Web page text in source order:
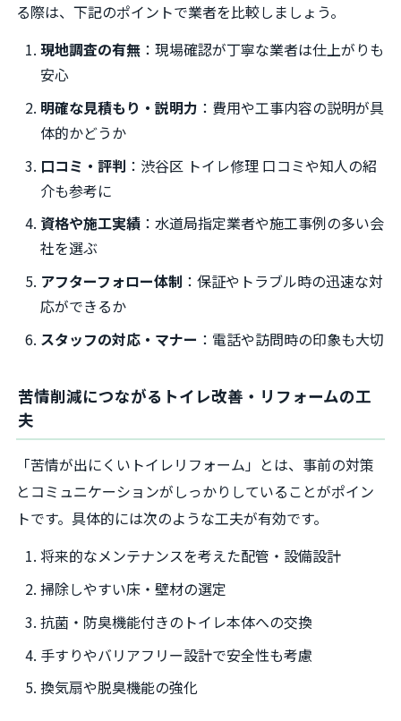
る際は、下記のポイントで業者を比較しましょう。
現地調査の有無 ：現場確認が丁寧な業者は仕上がりも
安心
明確な見積もり・説明力 ：費用や工事内容の説明が具
体的かどうか
口コミ・評判 ：渋谷区 トイレ修理 口コミや知人の紹
介も参考に
資格や施工実績 ：水道局指定業者や施工事例の多い会
社を選ぶ
アフターフォロー体制 ：保証やトラブル時の迅速な対
応ができるか
スタッフの対応・マナー ：電話や訪問時の印象も大切
苦情削減につながるトイレ改善・リフォームの工
夫
「苦情が出にくいトイレリフォーム」とは、事前の対策
とコミュニケーションがしっかりしていることがポイン
トです。具体的には次のような工夫が有効です。
将来的なメンテナンスを考えた配管・設備設計
掃除しやすい床・壁材の選定
抗菌・防臭機能付きのトイレ本体への交換
手すりやバリアフリー設計で安全性も考慮
換気扇や脱臭機能の強化